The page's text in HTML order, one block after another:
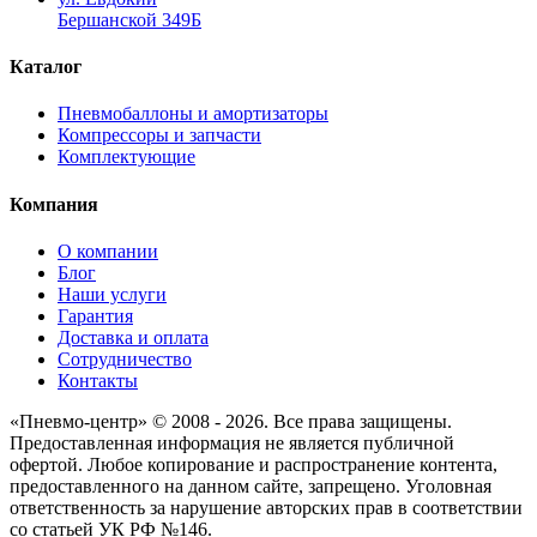
Бершанской 349Б
Каталог
Пневмобаллоны и амортизаторы
Компрессоры и запчасти
Комплектующие
Компания
О компании
Блог
Наши услуги
Гарантия
Доставка и оплата
Сотрудничество
Контакты
«Пневмо-центр» © 2008 - 2026. Все права защищены.
Предоставленная информация не является публичной
офертой. Любое копирование и распространение контента,
предоставленного на данном сайте, запрещено. Уголовная
ответственность за нарушение авторских прав в соответствии
со статьей УК РФ №146.